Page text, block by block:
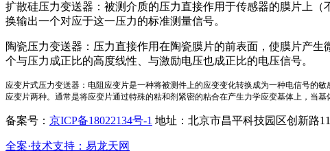
扩散硅压力变送器：被测介质的压力直接作用于传感器的膜片上
换输出一个对应于这一压力的标准测量信号。
陶瓷压力变送器：压力直接作用在陶瓷膜片的前表面，使膜片产
个与压力成正比的高度线性、与激励电压也成正比的电压信号。
应变片式压力变送器：电阻应变片是一种将被测件上的应变变化转换成为一种电信号的
应变片两种。通常是将应变片通过特殊的粘和剂紧密的粘合在产生力学应变基体上，当
备案号： 京ICP备18022134号-1 地址：北京市昌平科技园区创新路
全案·技术支持：易龙天网